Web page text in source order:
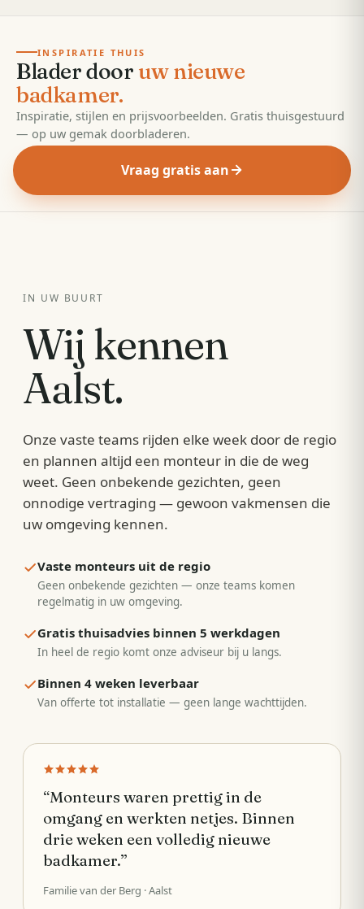
EDITIE2026· 55 pagina's
INSPIRATIE THUIS
Blader door uw nieuwe
badkamer.
Inspiratie, stijlen en prijsvoorbeelden. Gratis thuisgestuurd
— op uw gemak doorbladeren.
Vraag gratis aan
IN UW BUURT
Wij kennen
Aalst.
Onze vaste teams rijden elke week door de regio
en plannen altijd een monteur in die de weg
weet. Geen onbekende gezichten, geen
onnodige vertraging — gewoon vakmensen die
uw omgeving kennen.
Vaste monteurs uit de regio
Geen onbekende gezichten — onze teams komen
regelmatig in uw omgeving.
Gratis thuisadvies binnen 5 werkdagen
In heel de regio komt onze adviseur bij u langs.
Binnen 4 weken leverbaar
Van offerte tot installatie — geen lange wachttijden.
“Monteurs waren prettig in de
omgang en werkten netjes. Binnen
drie weken een volledig nieuwe
badkamer.”
Familie van der Berg · Aalst